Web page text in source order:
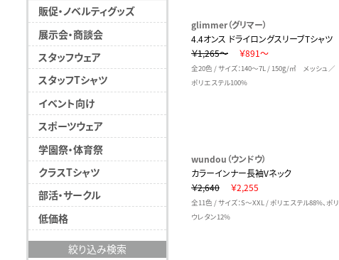
販促・ノベルティグッズ
展示会・商談会
スタッフウェア
スタッフTシャツ
イベント向け
スポーツウェア
学園祭・体育祭
クラスTシャツ
部活・サークル
低価格
絞り込み検索
glimmer（グリマー）
4.4オンス ドライロングスリーブTシャツ
￥1,265～
￥891～
全20色 / サイズ：140～7L / 150g/㎡ メッシュ／
ポリエステル100%
wundou（ウンドウ）
カラーインナー長袖Vネック
￥2,640
￥2,255
全11色 / サイズ：S～XXL / ポリエステル88%、ポリ
ウレタン12%